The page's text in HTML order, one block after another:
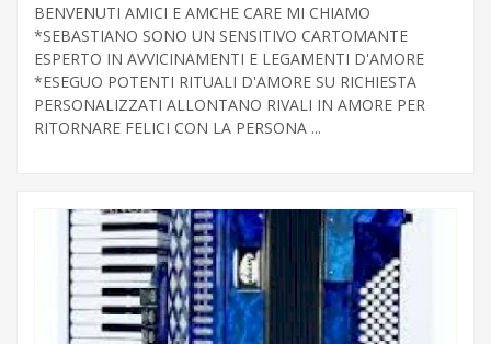
BENVENUTI AMICI E AMCHE CARE MI CHIAMO
*SEBASTIANO SONO UN SENSITIVO CARTOMANTE
ESPERTO IN AVVICINAMENTI E LEGAMENTI D'AMORE
*ESEGUO POTENTI RITUALI D'AMORE SU RICHIESTA
PERSONALIZZATI ALLONTANO RIVALI IN AMORE PER
RITORNARE FELICI CON LA PERSONA ...